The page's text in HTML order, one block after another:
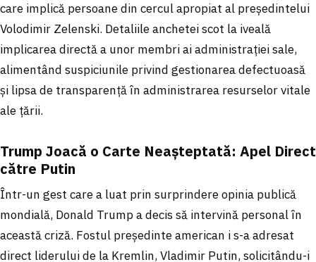
care implică persoane din cercul apropiat al președintelui
Volodimir Zelenski. Detaliile anchetei scot la iveală
implicarea directă a unor membri ai administrației sale,
alimentând suspiciunile privind gestionarea defectuoasă
și lipsa de transparență în administrarea resurselor vitale
ale țării.
Trump Joacă o Carte Neașteptată: Apel Direct
către Putin
Într-un gest care a luat prin surprindere opinia publică
mondială, Donald Trump a decis să intervină personal în
această criză. Fostul președinte american i s-a adresat
direct liderului de la Kremlin, Vladimir Putin, solicitându-i